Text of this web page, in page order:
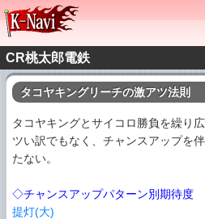
CR桃太郎電鉄
タコヤキングリーチの激アツ法則
タコヤキングとサイコロ勝負を繰り
ツい訳でもなく、チャンスアップを
たない。
◇チャンスアップパターン別期待度
提灯(大)